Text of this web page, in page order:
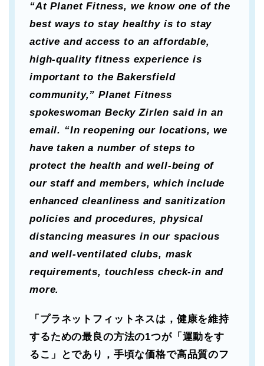
“At Planet Fitness, we know one of the
best ways to stay healthy is to stay
active and access to an affordable,
high-quality fitness experience is
important to the Bakersfield
community,” Planet Fitness
spokeswoman Becky Zirlen said in an
email. “In reopening our locations, we
have taken a number of steps to
protect the health and well-being of
our staff and members, which include
enhanced cleanliness and sanitization
policies and procedures, physical
distancing measures in our spacious
and well-ventilated clubs, mask
requirements, touchless check-in and
more.
「プラネットフィットネスは，健康を維持
するための最良の方法の1つが「運動をす
るこ」とであり，手頃な価格で高品質のフ